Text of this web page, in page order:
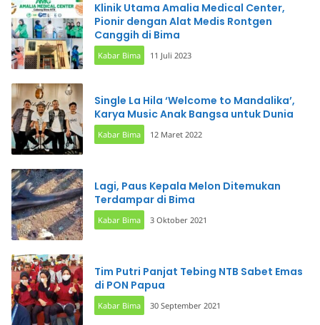
Klinik Utama Amalia Medical Center,
Pionir dengan Alat Medis Rontgen
Canggih di Bima
Kabar Bima 11 Juli 2023
Single La Hila ‘Welcome to Mandalika’,
Karya Music Anak Bangsa untuk Dunia
Kabar Bima 12 Maret 2022
Lagi, Paus Kepala Melon Ditemukan
Terdampar di Bima
Kabar Bima 3 Oktober 2021
Tim Putri Panjat Tebing NTB Sabet Emas
di PON Papua
Kabar Bima 30 September 2021